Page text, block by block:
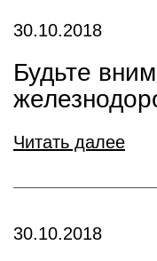
30.10.2018
Будьте
Читать далее
30.10.2018